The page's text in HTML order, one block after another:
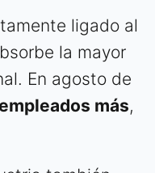
ligado al
la mayor
En agosto de
más,